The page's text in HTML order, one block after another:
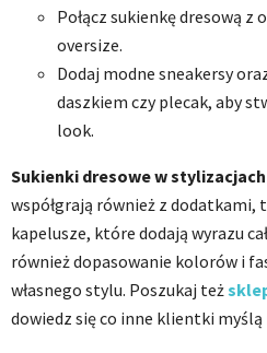
Połącz sukienkę dresową z
oversize.
Dodaj modne sneakersy
daszkiem czy plecak, aby
look.
Sukienki dresowe w
współgrają również z dodatkami,
kapelusze, które dodają wyrazu
również dopasowanie kolorów i
własnego stylu. Poszukaj też
dowiedz się co inne klientki